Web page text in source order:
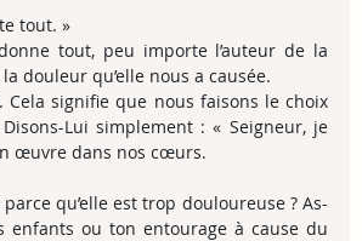
tout. »
tout, peu importe l’auteur de la
douleur qu’elle nous a causée.
Cela signifie que nous faisons le choix
Lui simplement : « Seigneur, je
œuvre dans nos cœurs.
qu’elle est trop douloureuse ? As-
ou ton entourage à cause du